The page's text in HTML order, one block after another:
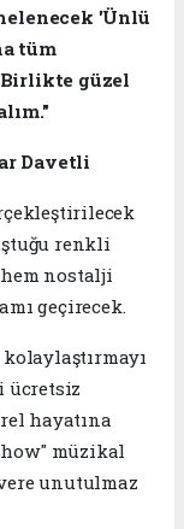
'Ünlü
tüm
Birlikte güzel
Davetli
renkli
nostalji
geçirecek.
ücretsiz
hayatına
müzikal
unutulmaz